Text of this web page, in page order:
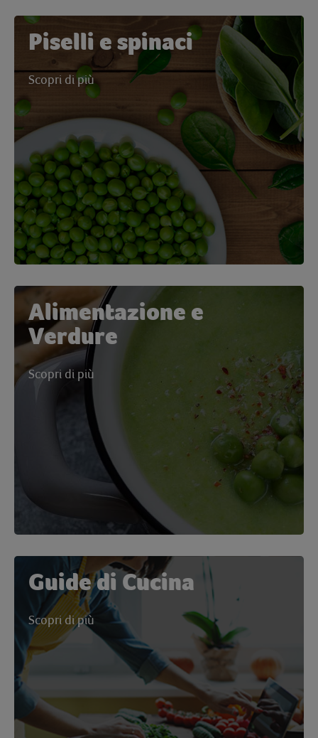
Piselli e spinaci
Scopri di più
Alimentazione e
Verdure
Scopri di più
Guide di Cucina
Scopri di più